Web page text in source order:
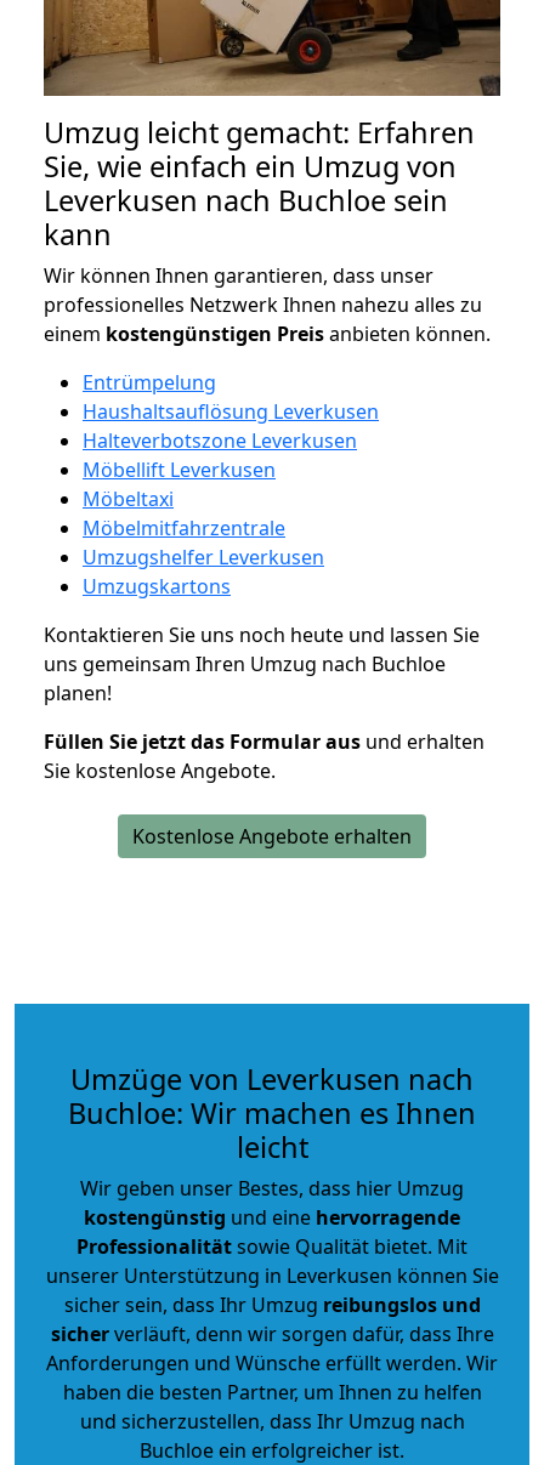
Umzug leicht gemacht: Erfahren
Sie, wie einfach ein Umzug von
Leverkusen nach Buchloe sein
kann
Wir können Ihnen garantieren, dass unser
professionelles Netzwerk Ihnen nahezu alles zu
einem kostengünstigen Preisanbieten können.
Entrümpelung
Haushaltsauflösung Leverkusen
Halteverbotszone Leverkusen
Möbellift Leverkusen
Möbeltaxi
Möbelmitfahrzentrale
Umzugshelfer Leverkusen
Umzugskartons
Kontaktieren Sie uns noch heute und lassen Sie
uns gemeinsam Ihren Umzug nach Buchloe
planen!
Füllen Sie jetzt das Formular aus und erhalten
Sie kostenlose Angebote.
Kostenlose Angebote erhalten
Umzüge von Leverkusen nach
Buchloe: Wir machen es Ihnen
leicht
Wir geben unser Bestes, dass hier Umzug
kostengünstig und eine hervorragende
Professionalitätsowie Qualität bietet. Mit
unserer Unterstützung in Leverkusen können Sie
sicher sein, dass Ihr Umzug reibungslos und
sicherverläuft, denn wir sorgen dafür, dass Ihre
Anforderungen und Wünsche erfüllt werden. Wir
haben die besten Partner, um Ihnen zu helfen
und sicherzustellen, dass Ihr Umzug nach
Buchloe ein erfolgreicher ist.